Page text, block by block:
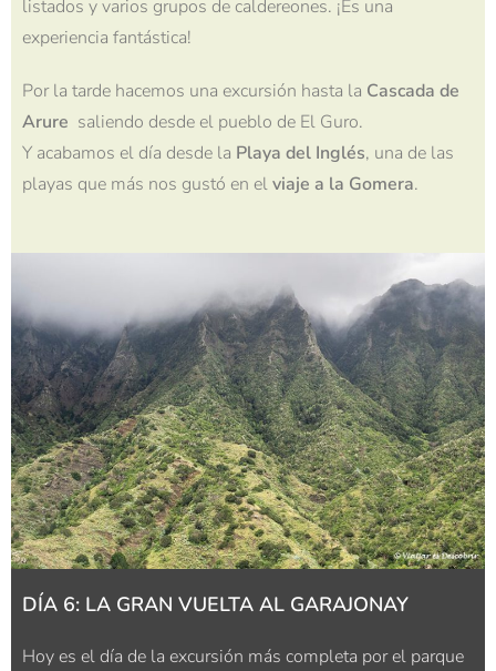
listados y varios grupos de caldereones. ¡Es una
experiencia fantástica!
Por la tarde hacemos una excursión hasta la Cascada de
Arure saliendo desde el pueblo de El Guro.
Y acabamos el día desde la Playa del Inglés, una de las
playas que más nos gustó en elviaje a la Gomera.
DÍA 6: LA GRAN VUELTA AL GARAJONAY
Hoy es el día de la excursión más completa por el parque